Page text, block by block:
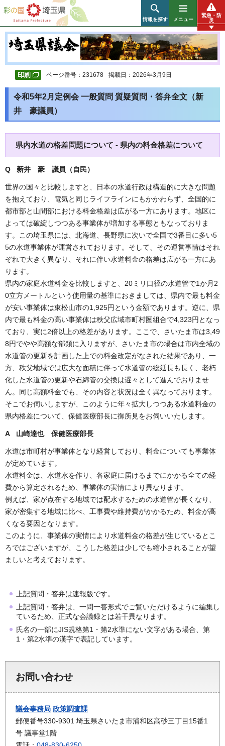
彩の国 埼玉県
情報を探す メニュー
緊急・防
災
ページ番号：231678 掲載日：2026年3月9日
令和5年2月定例会 一般質問 質疑質問・答弁全文（新
井 豪議員）
県内水道の格差問題について - 県内の料金格差について
Q 新井 豪 議員（自民）
世界の国々と比較しますと、日本の水道行政は構造的に大きな問題
を抱えており、電気と同じライフラインにもかかわらず、全国的に
都市部と山間部における料金格差は広がる一方にあります。地区に
よっては破綻しつつある事業体が増加する事態ともなっておりま
す。この埼玉県には、北海道、長野県に次いで全国で3番目に多い5
5の水道事業体が運営されております。そして、その運営事情はそれ
ぞれで大きく異なり、それに伴い水道料金の格差は広がる一方にあ
ります。
県内の家庭水道料金を比較しますと、20ミリ口径の水道管で1か月2
0立方メートルという使用量の基準におきましては、県内で最も料金
が安い事業体は東松山市の1,925円という金額であります。逆に、県
内で最も料金の高い事業体は秩父広域市町村圏組合で4,323円となっ
ており、実に2倍以上の格差があります。ここで、さいたま市は3,49
8円でやや高額な部類に入りますが、さいたま市の場合は市内全域の
水道管の更新を計画した上での料金改定がなされた結果であり、一
方、秩父地域では広大な面積に伴って水道管の総延長も長く、老朽
化した水道管の更新や石綿管の交換は遅々として進んでおりませ
ん。同じ高額料金でも、その内容と状況は全く異なっております。
そこでお伺いしますが、このように年々拡大しつつある水道料金の
県内格差について、保健医療部長に御所見をお伺いいたします。
A 山崎達也 保健医療部長
水道は市町村が事業体となり経営しており、料金についても事業体
が定めています。
水道料金は、水道水を作り、各家庭に届けるまでにかかる全ての経
費から算定されるため、事業体の実情により異なります。
例えば、家が点在する地域では配水するための水道管が長くなり、
家が密集する地域に比べ、工事費や維持費がかかるため、料金が高
くなる要因となります。
このように、事業体の実情により水道料金の格差が生じているとこ
ろではございますが、こうした格差は少しでも縮小されることが望
ましいと考えております。
上記質問・答弁は速報版です。
上記質問・答弁は、一問一答形式でご覧いただけるように編集し
ているため、正式な会議録とは若干異なります。
氏名の一部にJIS規格第1・第2水準にない文字がある場合、第
1・第2水準の漢字で表記しています。
お問い合わせ
議会事務局 政策調査課
郵便番号330-9301 埼玉県さいたま市浦和区高砂三丁目15番1
号 議事堂1階